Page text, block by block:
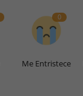
0
Me Entristece